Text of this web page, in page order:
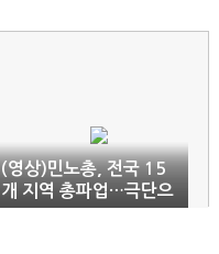
(영상)민노총, 전국 15
개 지역 총파업…극단으
로 치닫는 노·정 갈등